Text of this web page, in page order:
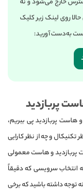
خارج می‌شود و نه
روی لینک زیر کلیک
به‌دست آورید:
پربازدید
هاست پربازدید پی ببریم،
و چه از نظر کارایی
پربازدید و هاست معمولی
به انتخاب سرویسی که دقیقاً
توجه داشته باشید که برخی